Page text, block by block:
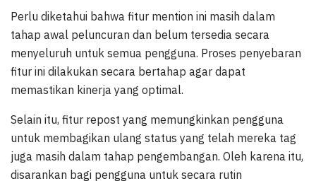
Perlu diketahui bahwa fitur mention ini masih dalam
tahap awal peluncuran dan belum tersedia secara
menyeluruh untuk semua pengguna. Proses penyebaran
fitur ini dilakukan secara bertahap agar dapat
memastikan kinerja yang optimal.
Selain itu, fitur repost yang memungkinkan pengguna
untuk membagikan ulang status yang telah mereka tag
juga masih dalam tahap pengembangan. Oleh karena itu,
disarankan bagi pengguna untuk secara rutin